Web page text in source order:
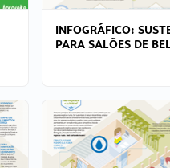
INFOGRÁFICO:
PARA SALÕES DE